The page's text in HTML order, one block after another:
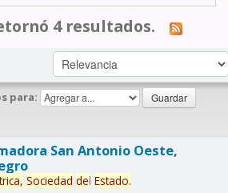
4 resultados.
para:
San Antonio Oeste,
Sociedad del Estado.